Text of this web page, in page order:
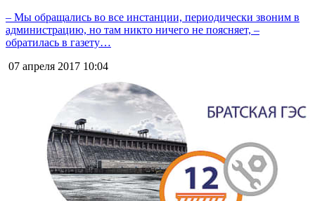
– Мы обращались во все инстанции, периодически звоним в
администрацию, но там никто ничего не поясняет, –
обратилась в газету…
07 апреля 2017 10:04